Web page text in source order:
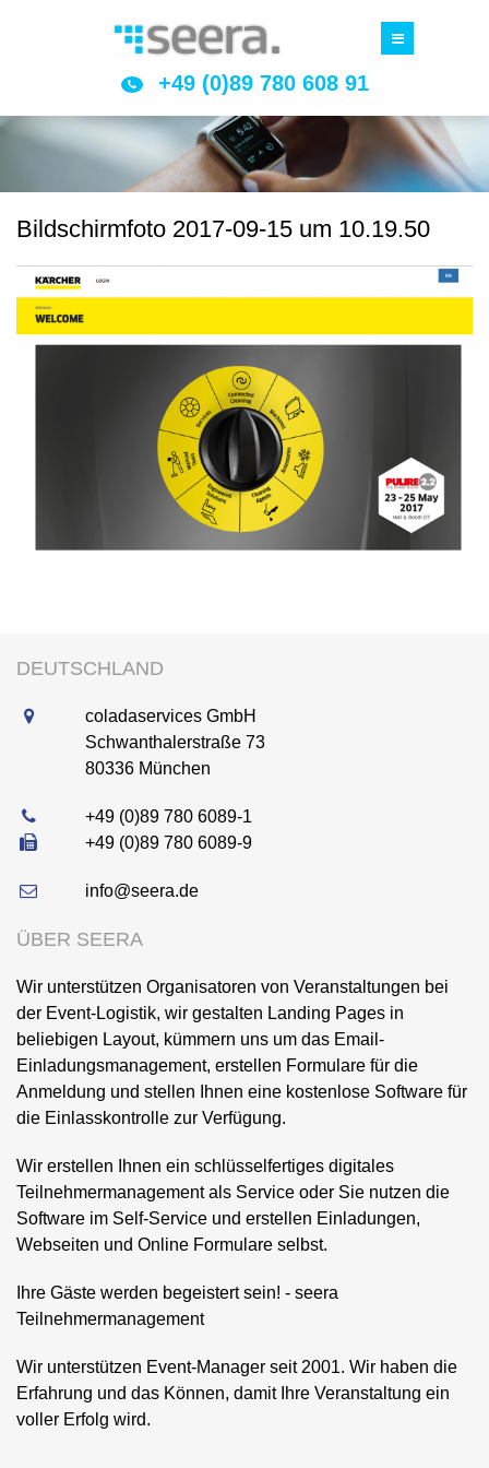
+49 (0)89 780 608 91
Bildschirmfoto 2017-09-15 um 10.19.50
DEUTSCHLAND
coladaservices GmbH
Schwanthalerstraße 73
80336 München
+49 (0)89 780 6089-1
+49 (0)89 780 6089-9
info@seera.de
ÜBER SEERA
Wir unterstützen Organisatoren von Veranstaltungen bei
der Event-Logistik, wir gestalten Landing Pages in
beliebigen Layout, kümmern uns um das Email-
Einladungsmanagement, erstellen Formulare für die
Anmeldung und stellen Ihnen eine kostenlose Software für
die Einlasskontrolle zur Verfügung.
Wir erstellen Ihnen ein schlüsselfertiges digitales
Teilnehmermanagement als Service oder Sie nutzen die
Software im Self-Service und erstellen Einladungen,
Webseiten und Online Formulare selbst.
Ihre Gäste werden begeistert sein! - seera
Teilnehmermanagement
Wir unterstützen Event-Manager seit 2001. Wir haben die
Erfahrung und das Können, damit Ihre Veranstaltung ein
voller Erfolg wird.